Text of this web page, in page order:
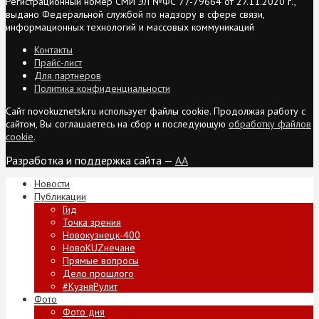
выдано Федеральной службой по надзору в сфере связи,
информационных технологий и массовых коммуникаций
Контакты
Прайс-лист
Для партнеров
Политика конфиденциальности
Сайт novokuznetsk.ru использует файлы cookie. Продолжая работу с
сайтом, Вы соглашаетесь на сбор и последующую обработку файлов
cookie.
Разработка и поддержка сайта — AA
Новости
Публикации
Гид
Точка зрения
Новокузнецк-400
НовоKUZнечане
Прямые вопросы
Дело прошлого
#КузняРулит
Фото
Фото дня